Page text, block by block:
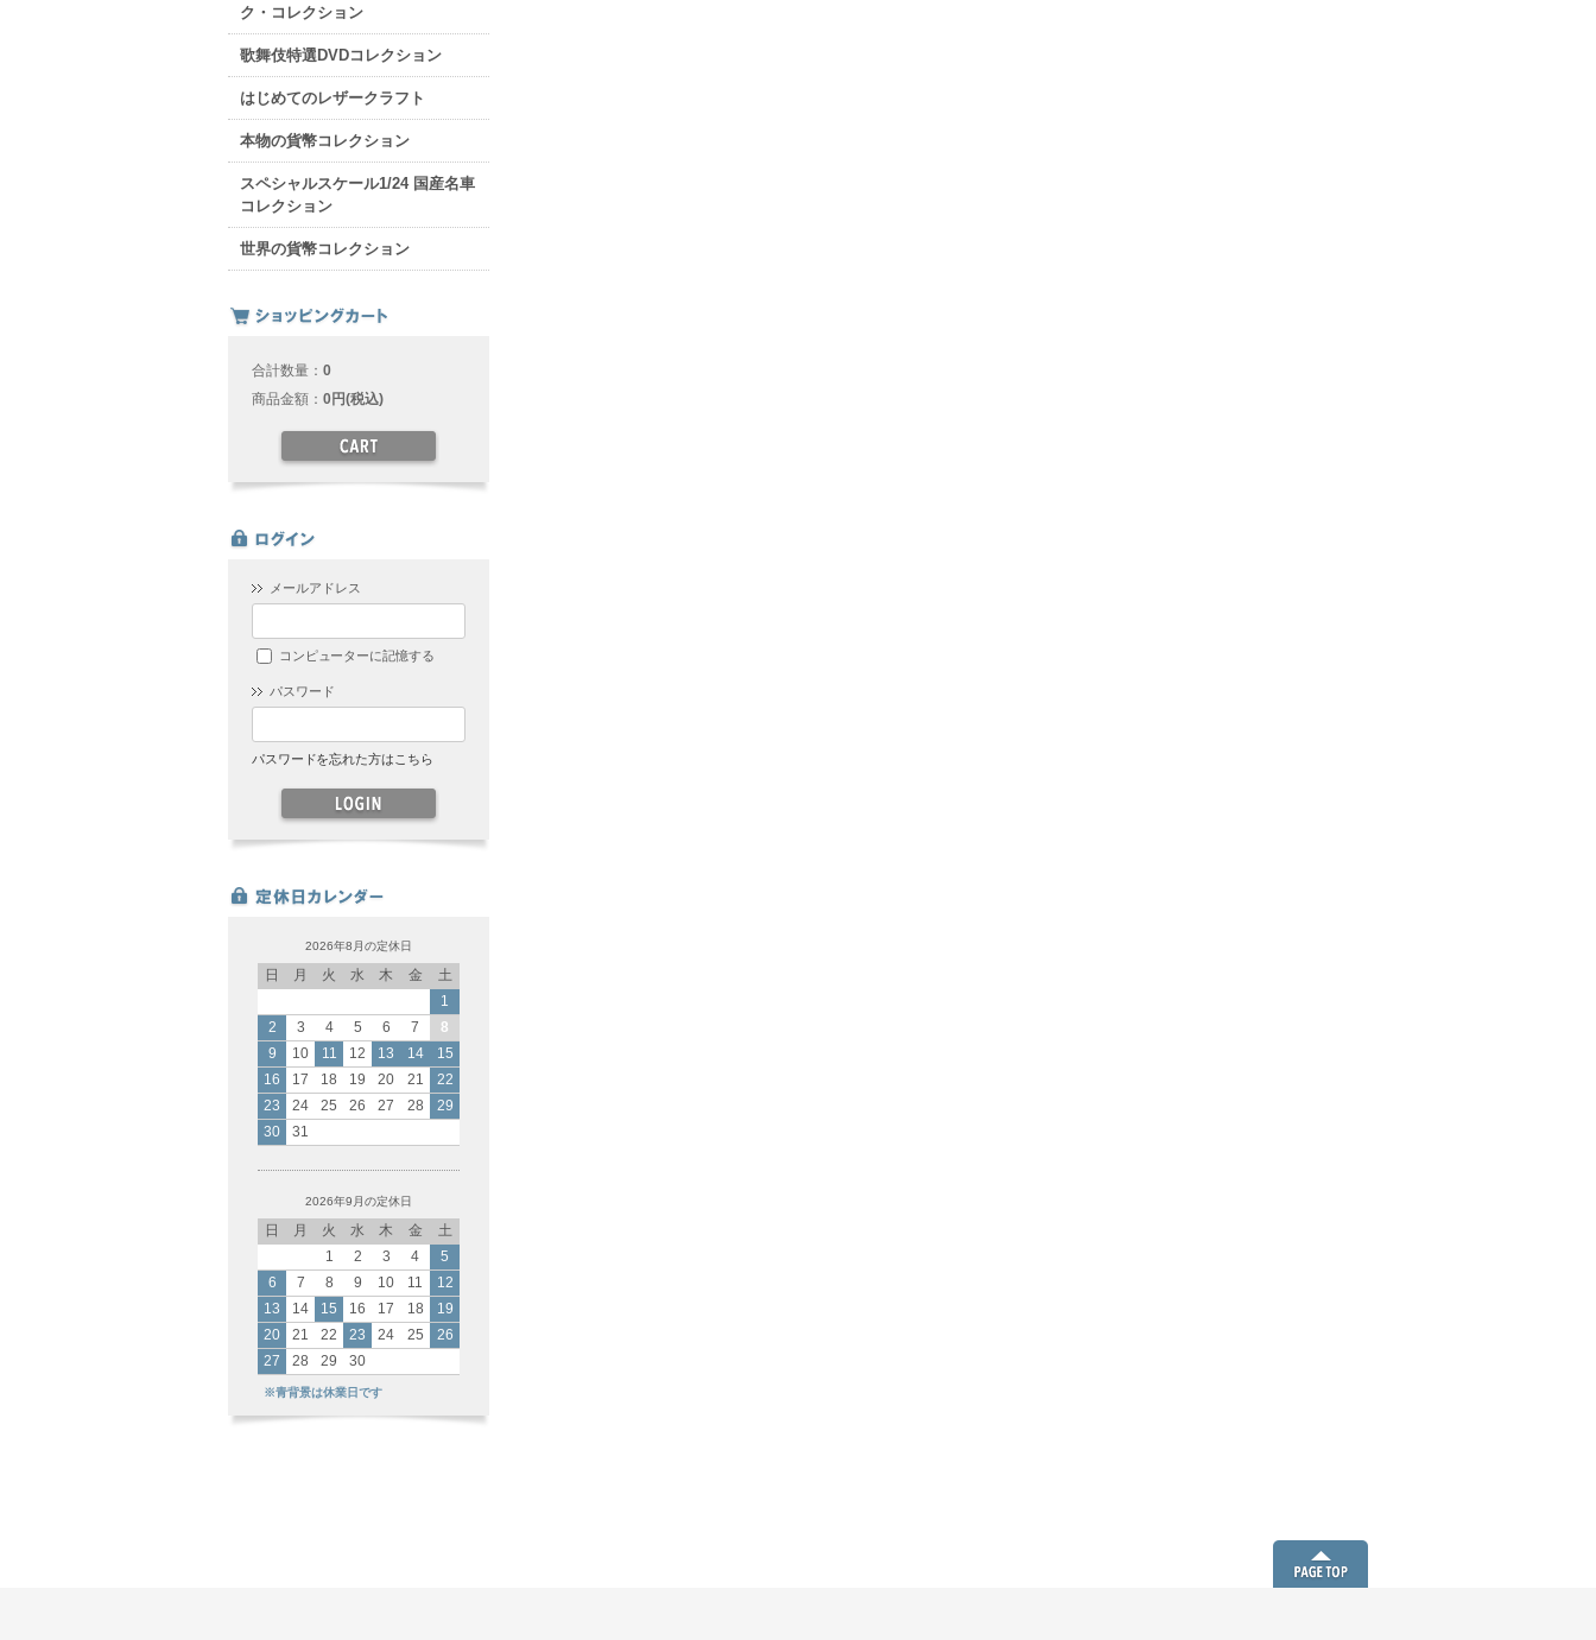
ク・コレクション
歌舞伎特選DVDコレクション
はじめてのレザークラフト
本物の貨幣コレクション
スペシャルスケール1/24 国産名車
コレクション
世界の貨幣コレクション
合計数量： 0
商品金額： 0円(税込)
メールアドレス
コンピューターに記憶する
パスワード
パスワードを忘れた方はこちら
2026年8月の定休日
日 月 火 水 木 金
土
1
2
3 4 5 6 7
8
9
10 11 12 13 14
15
16
17 18 19 20 21
22
23
24 25 26 27 28
29
30
31
2026年9月の定休日
日 月 火 水 木 金
土
1
2 3 4
5
6
7 8 9 10 11
12
13
14 15 16 17 18
19
20
21 22 23 24 25
26
27
28 29 30
※青背景は休業日です